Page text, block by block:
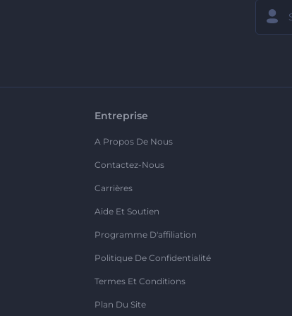
Entreprise
A Propos De Nous
Contactez-Nous
Carrières
Aide Et Soutien
Programme D'affiliation
Politique De Confidentialité
Termes Et Conditions
Plan Du Site